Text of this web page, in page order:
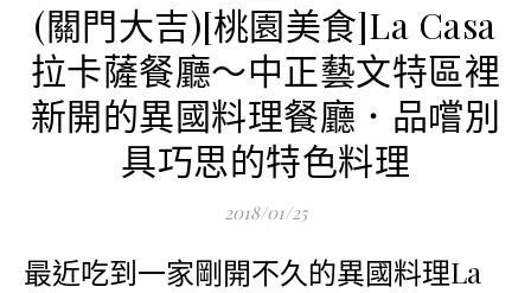
(關門大吉)[桃園美食]La Casa
拉卡薩餐廳～中正藝文特區裡
新開的異國料理餐廳．品嚐別
具巧思的特色料理
2018/01/25
最近吃到一家剛開不久的異國料理La